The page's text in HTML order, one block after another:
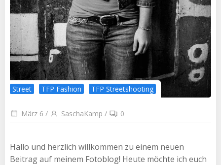
Street TFP Fashion TFP Streetshooting
März 6 / SaschaKamp / 0
Hallo und herzlich willkommen zu einem neuen
Beitrag auf meinem Fotoblog! Heute möchte ich euch